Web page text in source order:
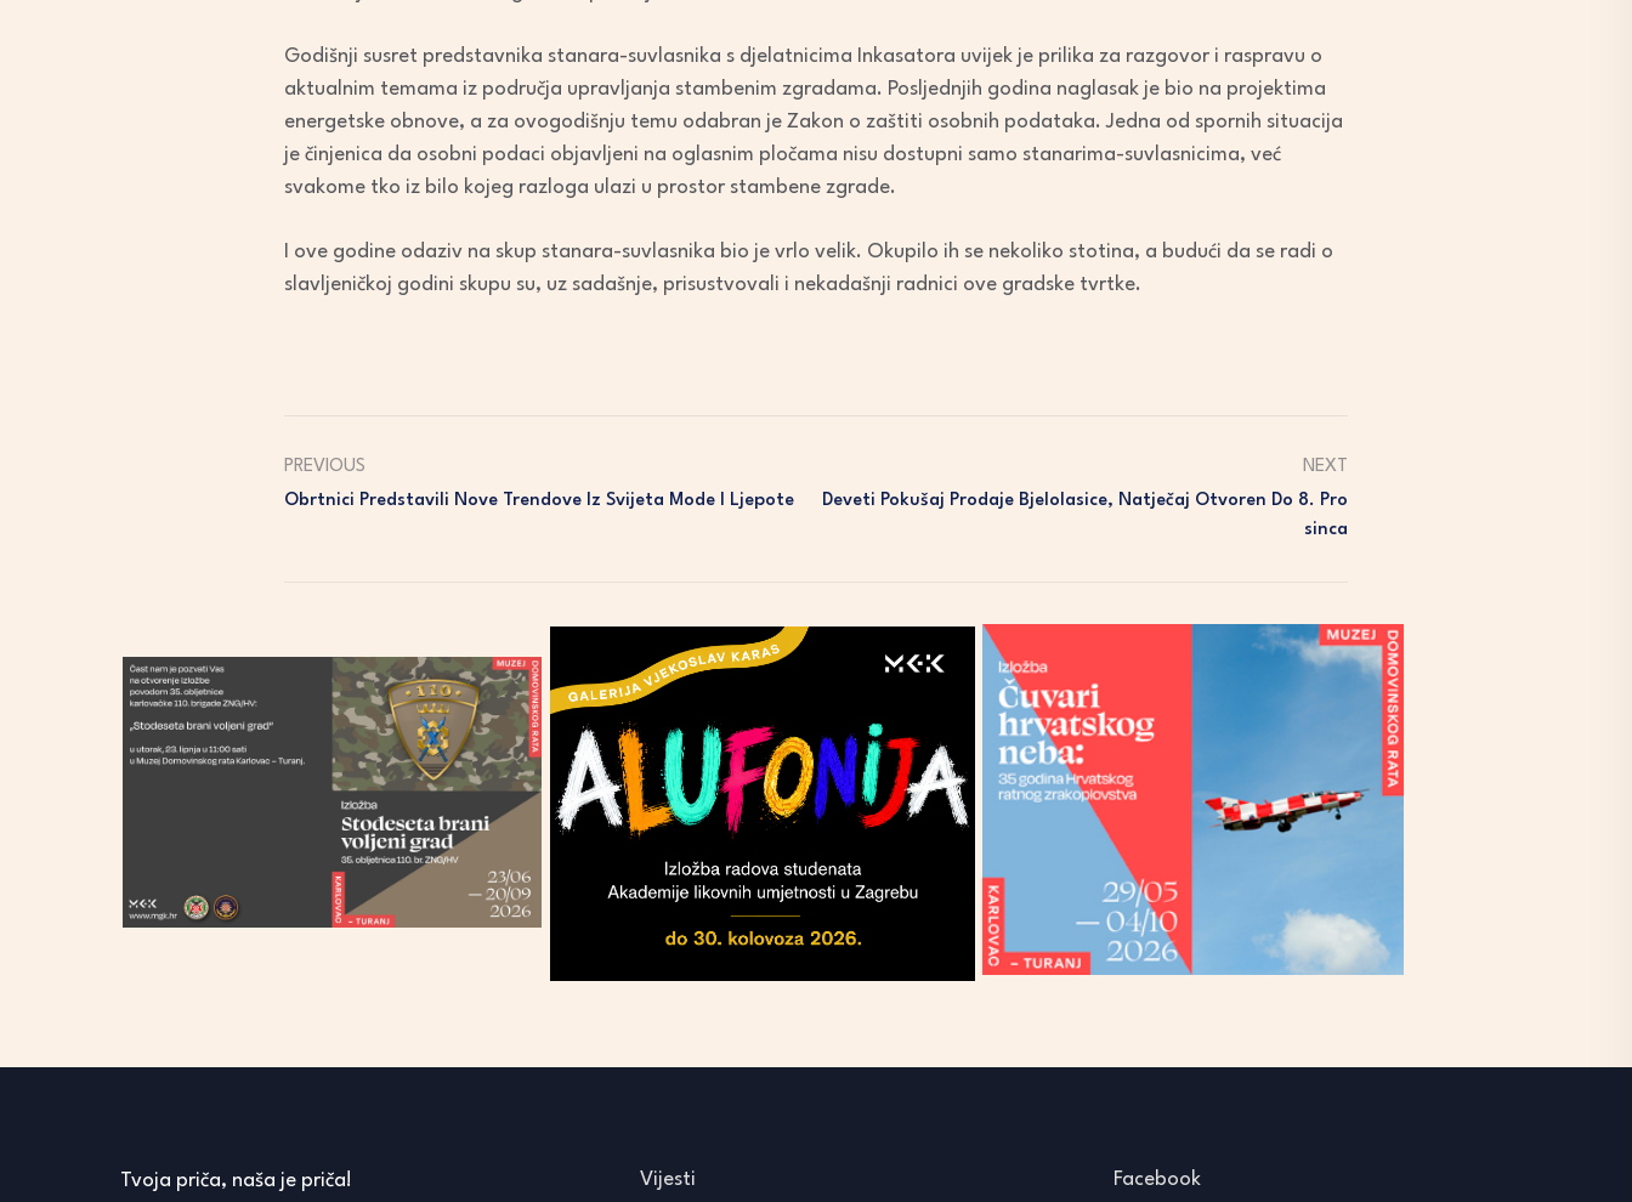
Godišnji susret predstavnika stanara-suvlasnika s djelatnicima Inkasatora uvijek je prilika za razgovor i raspravu o
aktualnim temama iz područja upravljanja stambenim zgradama. Posljednjih godina naglasak je bio na projektima
energetske obnove, a za ovogodišnju temu odabran je Zakon o zaštiti osobnih podataka. Jedna od spornih situacija
je činjenica da osobni podaci objavljeni na oglasnim pločama nisu dostupni samo stanarima-suvlasnicima, već
svakome tko iz bilo kojeg razloga ulazi u prostor stambene zgrade.
I ove godine odaziv na skup stanara-suvlasnika bio je vrlo velik. Okupilo ih se nekoliko stotina, a budući da se radi o
slavljeničkoj godini skupu su, uz sadašnje, prisustvovali i nekadašnji radnici ove gradske tvrtke.
PREVIOUS
Obrtnici Predstavili Nove Trendove Iz Svijeta Mode I Ljepote
NEXT
Deveti Pokušaj Prodaje Bjelolasice, Natječaj Otvoren Do 8. Pro
Sinca
Tvoja priča, naša je priča! Vijesti Facebook